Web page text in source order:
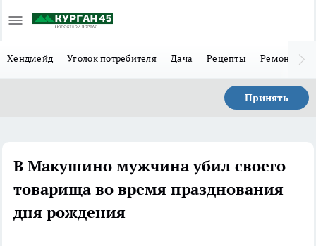
Хендмейд Уголок потребителя Дача Рецепты Ремонт
Принять
В Макушино мужчина убил своего
товарища во время празднования
дня рождения